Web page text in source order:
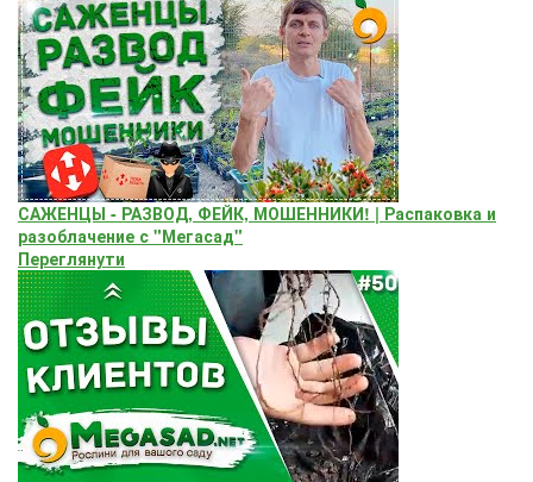
САЖЕНЦЫ - РАЗВОД, ФЕЙК, МОШЕННИКИ! | Распаковка и
разоблачение с "Мегасад"
Переглянути